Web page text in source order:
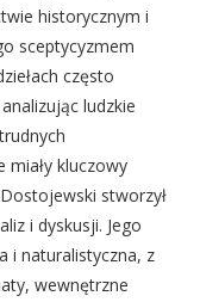
historycznym i
sceptycyzmem
często
ludzkie
miały kluczowy
stworzył
i dyskusji. Jego
i naturalistyczna, z
wewnętrzne